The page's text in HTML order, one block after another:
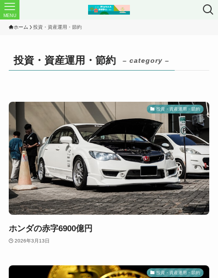
MENU
ホーム 投資・資産運用・節約
投資・資産運用・節約 – category –
投資・資産運用・節約
ホンダの赤字6900億円
2026年3月13日
投資・資産運用・節約